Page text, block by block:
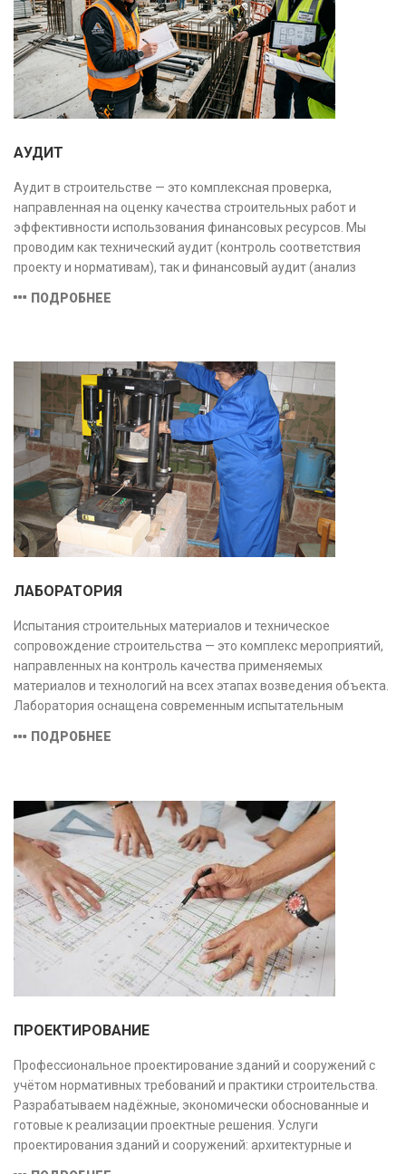
АУДИТ
Аудит в строительстве — это комплексная проверка,
направленная на оценку качества строительных работ и
эффективности использования финансовых ресурсов. Мы
проводим как технический аудит (контроль соответствия
проекту и нормативам), так и финансовый аудит (анализ
безопасность и экономическую обоснованность проекта.
ПОДРОБНЕЕ
ЛАБОРАТОРИЯ
Испытания строительных материалов и техническое
сопровождение строительства — это комплекс мероприятий,
направленных на контроль качества применяемых
материалов и технологий на всех этапах возведения объекта.
Лаборатория оснащена современным испытательным
соответствующими заявленной области аккредитации.
ПОДРОБНЕЕ
ПРОЕКТИРОВАНИЕ
Профессиональное проектирование зданий и сооружений с
учётом нормативных требований и практики строительства.
Разрабатываем надёжные, экономически обоснованные и
готовые к реализации проектные решения. Услуги
проектирования зданий и сооружений: архитектурные и